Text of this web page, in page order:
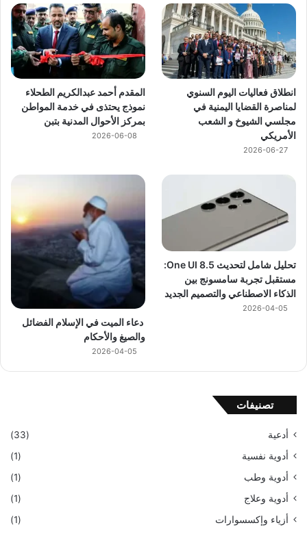
انطلاق فعاليات اليوم السنوي
لمناصرة القضايا اليمنية في
مجلسي الشيوخ و الشعب
الأمريكي
2026-06-27
المقدم أحمد عبدالكريم الطحلاء
نموذج يحتذى في خدمة المواطن
بمركز الأحوال المدنية بتبن
2026-06-08
تحليل شامل لتحديث One UI 8.5:
مستقبل تجربة سامسونج بين
الذكاء الاصطناعي والتصميم الجديد
2026-04-05
دعاء الميت في الإسلام الفضائل
والصيغ والأحكام
2026-04-05
تصنيفات
أدعية
(33)
أدوية نفسية
(1)
أدوية وطب
(1)
أدوية وعلاج
(1)
أزياء وإكسسوارات
(1)